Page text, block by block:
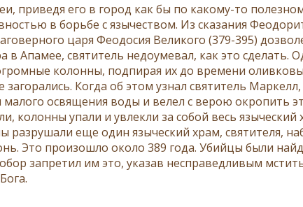
приведя его в город как бы по какому-то
в борьбе с язычеством. Из сказания
царя Феодосия Великого (379-395)
в Апамее, святитель недоумевал, как это сделать.
колонны, подпирая их до времени
загорались. Когда об этом узнал святитель
малого освящения воды и велел с верою окропить
колонны упали и увлекли за собой весь
разрушали еще один языческий храм, святителя,
Это произошло около 389 года. Убийцы были
запретил им это, указав несправедливым